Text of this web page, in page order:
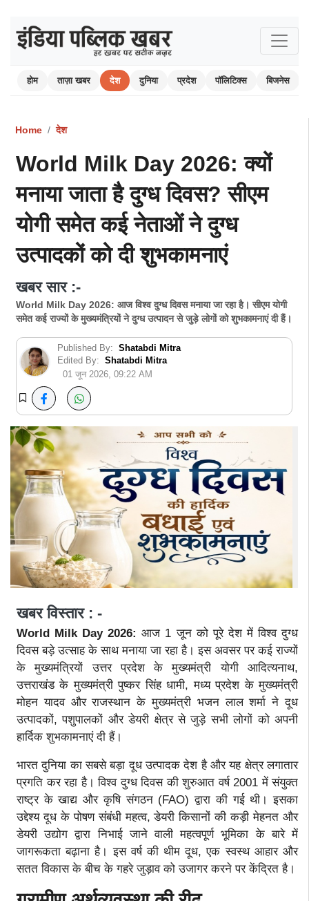
होम ताज़ा खबर देश दुनिया प्रदेश पॉलिटिक्स बिजनेस
Home देश
World Milk Day 2026: क्यों
मनाया जाता है दुग्ध दिवस? सीएम
योगी समेत कई नेताओं ने दुग्ध
उत्पादकों को दी शुभकामनाएं
खबर सार :-
World Milk Day 2026: आज विश्व दुग्ध दिवस मनाया जा रहा है। सीएम योगी
समेत कई राज्यों के मुख्यमंत्रियों ने दुग्ध उत्पादन से जुड़े लोगों को शुभकामनाएं दी हैं।
Published By: Shatabdi Mitra
Edited By: Shatabdi Mitra
01 जून 2026, 09:22 AM
खबर विस्तार : -
World Milk Day 2026:आज 1 जून को पूरे देश में विश्व दुग्ध
दिवस बड़े उत्साह के साथ मनाया जा रहा है। इस अवसर पर कई राज्यों
के मुख्यमंत्रियों उत्तर प्रदेश के मुख्यमंत्री योगी आदित्यनाथ,
उत्तराखंड के मुख्यमंत्री पुष्कर सिंह धामी, मध्य प्रदेश के मुख्यमंत्री
मोहन यादव और राजस्थान के मुख्यमंत्री भजन लाल शर्मा ने दूध
उत्पादकों, पशुपालकों और डेयरी क्षेत्र से जुड़े सभी लोगों को अपनी
हार्दिक शुभकामनाएं दी हैं।
भारत दुनिया का सबसे बड़ा दूध उत्पादक देश है और यह क्षेत्र लगातार
प्रगति कर रहा है। विश्व दुग्ध दिवस की शुरुआत वर्ष 2001 में संयुक्त
राष्ट्र के खाद्य और कृषि संगठन (FAO) द्वारा की गई थी। इसका
उद्देश्य दूध के पोषण संबंधी महत्व, डेयरी किसानों की कड़ी मेहनत और
डेयरी उद्योग द्वारा निभाई जाने वाली महत्वपूर्ण भूमिका के बारे में
जागरूकता बढ़ाना है। इस वर्ष की थीम दूध, एक स्वस्थ आहार और
सतत विकास के बीच के गहरे जुड़ाव को उजागर करने पर केंद्रित है।